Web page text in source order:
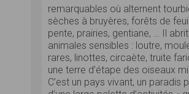
remarquables où alternent
sèches à bruyères, forêts de
pente, prairies, gentiane, … Il
animales sensibles : loutre,
rares, linottes, circaète, truite
une terre d’étape des oiseaux
C’est un pays vivant, un paradis